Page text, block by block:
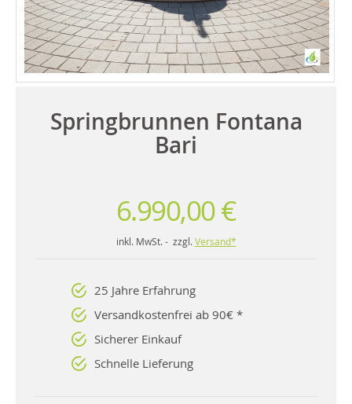
Springbrunnen Fontana
Bari
6.990,00 €
inkl. MwSt. - zzgl. Versand*
25 Jahre Erfahrung
Versandkostenfrei ab 90€ *
Sicherer Einkauf
Schnelle Lieferung